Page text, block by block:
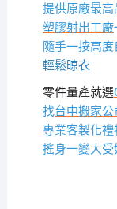
提供原廠最
塑膠射出工廠
隨手一按高度
輕鬆晾衣
零件量產就選
找台中搬家公
專業客製化
搖身一變大受